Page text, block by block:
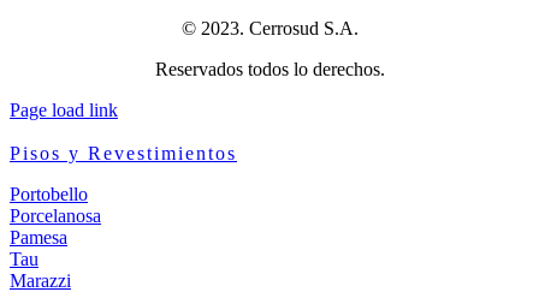
© 2023. Cerrosud S.A.
Reservados todos lo derechos.
Page load link
Pisos y Revestimientos
Portobello
Porcelanosa
Pamesa
Tau
Marazzi